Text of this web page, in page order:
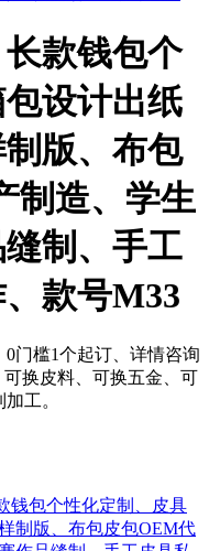
款钱包个
设计出纸
版、布包
制造、学生
制、手工
款号M33
门槛1个起订、详情咨询
换皮料、可换五金、可
工。
钱包个性化定制、皮具
制版、布包皮包OEM代